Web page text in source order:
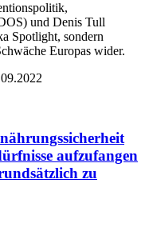
und Denis Tull
Spotlight, sondern
Europas wider.
aufzufangen
zu